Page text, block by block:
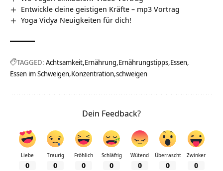
Entwickle deine geistigen Kräfte – mp3 Vortrag
Yoga Vidya Neuigkeiten für dich!
TAGGED: Achtsamkeit Ernährung Ernährungstipps Essen
Essen im Schweigen Konzentration schweigen
Dein Feedback?
Liebe
0
Traurig
0
Fröhlich
0
Schläfrig
0
Wütend
0
Überrascht
0
Zwinker
0